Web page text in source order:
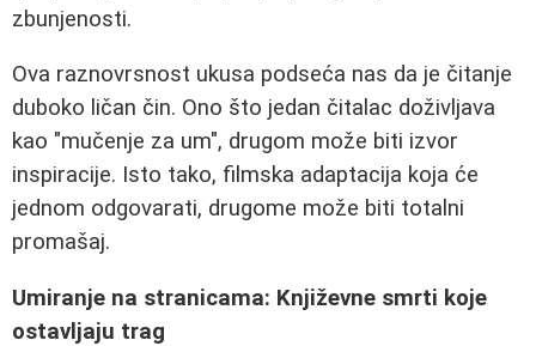
zbunjenosti.
Ova raznovrsnost ukusa podsеća nas da je čitanje
duboko ličan čin. Ono što jedan čitalac doživljava
kao "mučenje za um", drugom može biti izvor
inspiracije. Isto tako, filmska adaptacija koja će
jednom odgovarati, drugome može biti totalni
promašaj.
Umiranje na stranicama: Književne smrti koje
ostavljaju trag